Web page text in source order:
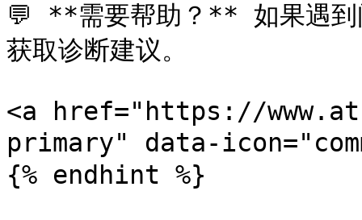
💬 **需要帮助？** 如果遇到
获取诊断建议。
<a href="https://
primary" data-
{% endhint %}